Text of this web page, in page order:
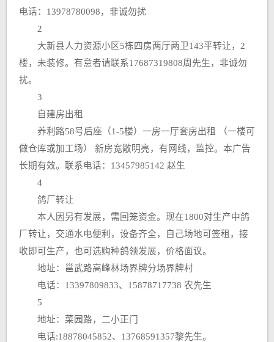
电话：13978780098，非诚勿扰
2
大新县人力资源小区5栋四房两厅两卫143平转让，2
楼，未装修。有意者请联系17687319808周先生，非诚勿
扰。
3
自建房出租
养利路58号后座（1-5楼）一房一厅套房出租 （一楼可
做仓库或加工场） 新房宽敞明亮，有网线，监控。本广告
长期有效。联系电话：13457985142 赵生
4
鸽厂转让
本人因另有发展，需回笼资金。现在1800对生产中鸽
厂转让，交通水电便利，设备齐全，自己场地可签租，接
收即可生产，也可选购种鸽领发展，价格面议。
地址：邕武路高峰林场界牌分场界牌村
电话：13397809833、15878717738 农先生
5
地址：菜园路，二小正门
电话:18878045852、13768591357黎先生。